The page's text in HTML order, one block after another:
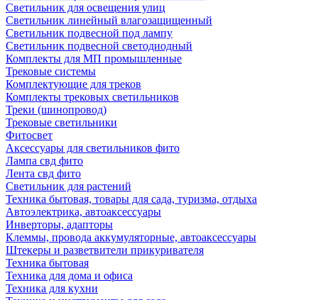
Светильник для освещения улиц
Светильник линейный влагозащищенный
Светильник подвесной под лампу
Светильник подвесной светодиодный
Комплекты для МП промышленные
Трековые системы
Комплектующие для треков
Комплекты трековых светильников
Треки (шинопровод)
Трековые светильники
Фитосвет
Аксессуары для светильников фито
Лампа свд фито
Лента свд фито
Светильник для растений
Техника бытовая, товары для сада, туризма, отдыха
Автоэлектрика, автоаксессуары
Инверторы, адапторы
Клеммы, провода аккумуляторные, автоаксессуары
Штекеры и разветвители прикуривателя
Техника бытовая
Техника для дома и офиса
Техника для кухни